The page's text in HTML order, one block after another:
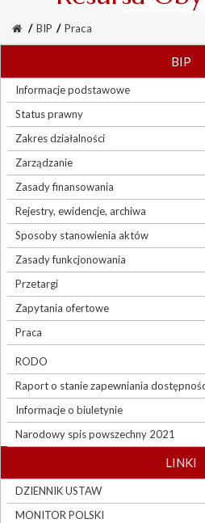
/ BIP / Praca
BIP
Informacje podstawowe
Status prawny
Zakres działalności
Zarządzanie
Zasady finansowania
Rejestry, ewidencje, archiwa
Sposoby stanowienia aktów
Zasady funkcjonowania
Przetargi
Zapytania ofertowe
Praca
RODO
Raport o stanie zapewniania
Informacje o biuletynie
Narodowy spis powszechny 2021
LINKI
DZIENNIK USTAW
MONITOR POLSKI